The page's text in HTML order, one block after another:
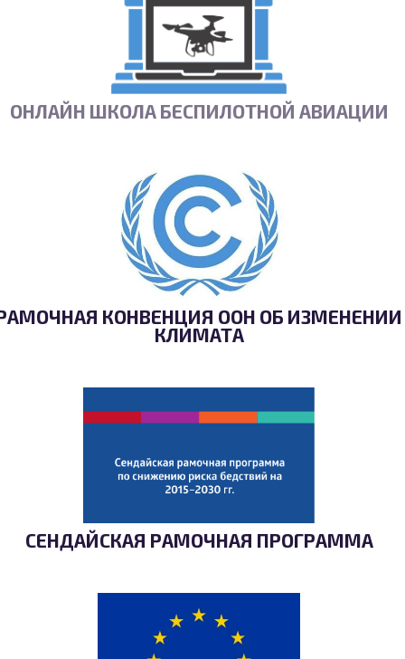
ОНЛАЙН ШКОЛА БЕСПИЛОТНОЙ АВИАЦИИ
КОНВЕНЦИЯ ООН ОБ ИЗМЕНЕНИИ
КЛИМАТА
СЕНДАЙСКАЯ РАМОЧНАЯ ПРОГРАММА